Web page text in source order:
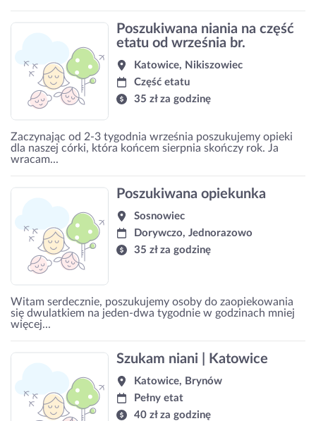
Poszukiwana niania na część
etatu od września br.
Katowice, Nikiszowiec
Część etatu
35 zł za godzinę
Zaczynając od 2-3 tygodnia września poszukujemy opieki
dla naszej córki, która końcem sierpnia skończy rok. Ja
wracam...
Poszukiwana opiekunka
Sosnowiec
Dorywczo, Jednorazowo
35 zł za godzinę
Witam serdecznie, poszukujemy osoby do zaopiekowania
się dwulatkiem na jeden-dwa tygodnie w godzinach mniej
więcej...
Szukam niani | Katowice
Katowice, Brynów
Pełny etat
40 zł za godzinę